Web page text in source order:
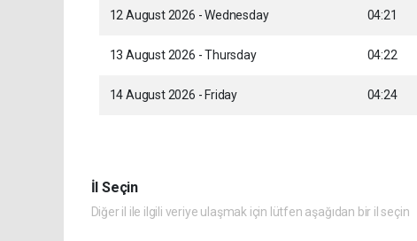
12 August 2026 - Wednesday 04:21
13 August 2026 - Thursday 04:22
14 August 2026 - Friday 04:24
İl Seçin
Diğer il ile ilgili veriye ulaşmak için lütfen aşağıdan bir il seçin